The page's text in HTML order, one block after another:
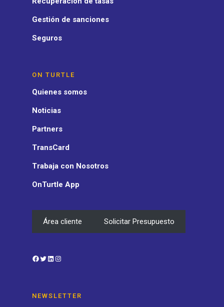
Gestión de sanciones
Seguros
ON TURTLE
Quienes somos
Noticias
Partners
TransCard
Trabaja con Nosotros
OnTurtle App
Área cliente Solicitar Presupuesto
Facebook
TwitterLinkedIn
NEWSLETTER